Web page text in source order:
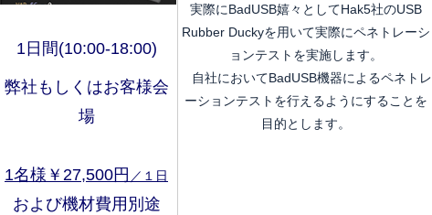
1日間(10:00-18:00)
弊社もしくはお客様会
場
1名様￥27,500円 ／１日
および機材費用別途
実際にBadUSB嬉々としてHak5社のUSB
Rubber Duckyを用いて実際にペネトレーシ
ョンテストを実施します。
自社においてBadUSB機器によるペネトレ
ーションテストを行えるようにすることを
目的とします。